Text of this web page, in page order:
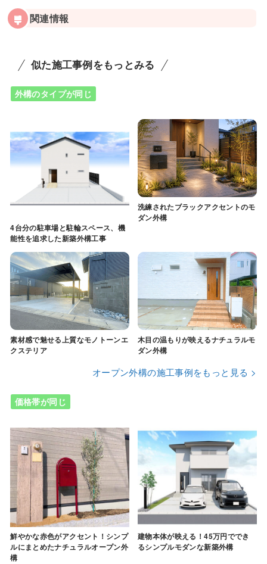
関連情報
似た施工事例をもっとみる
外構のタイプが同じ
4台分の駐車場と駐輪スペース、機
能性を追求した新築外構工事
洗練されたブラックアクセントのモ
ダン外構
素材感で魅せる上質なモノトーンエ
クステリア
木目の温もりが映えるナチュラルモ
ダン外構
オープン外構の施工事例をもっと見る >
価格帯が同じ
鮮やかな赤色がアクセント！シンプ
ルにまとめたナチュラルオープン外
構
建物本体が映える！45万円ででき
るシンプルモダンな新築外構